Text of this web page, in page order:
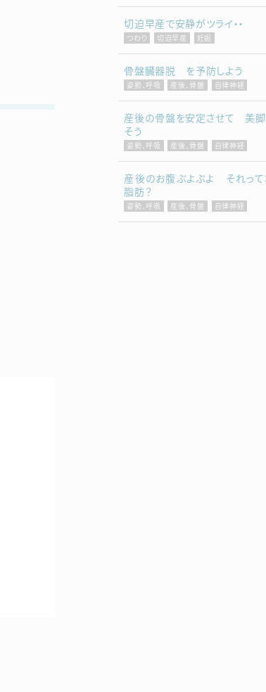
切迫早産で安静がツライ・・
つわり 切迫早産 妊娠
骨盤臓器脱 を予防しよう
姿勢、呼吸 産後、骨盤 自律神経
産後の骨盤を安定させて 美
そう
姿勢、呼吸 産後、骨盤 自律神経
産後のお腹ぶよぶよ それっ
脂肪？
姿勢、呼吸 産後、骨盤 自律神経